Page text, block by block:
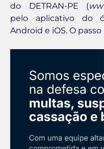
do DETRAN-PE (
pelo aplicativo do
Android e iOS. O passo